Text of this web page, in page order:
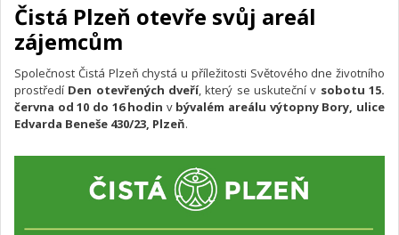
Čistá Plzeň otevře svůj areál
zájemcům
Společnost Čistá Plzeň chystá u příležitosti Světového dne životního
prostředí Den otevřených dveří, který se uskuteční v sobotu 15.
června od 10 do 16 hodin v bývalém areálu výtopny Bory, ulice
Edvarda Beneše 430/23, Plzeň.